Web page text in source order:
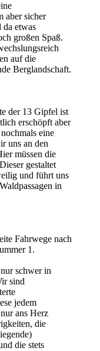
aber sicher
da etwas
großen Spaß.
auf die
Berglandschaft.
der 13 Gipfel ist
erschöpft aber
eine
uns an den
müssen die
gestaltet
und führt uns
in
Fahrwege nach
1.
schwer in
sind
jedem
ans Herz
die
die stets